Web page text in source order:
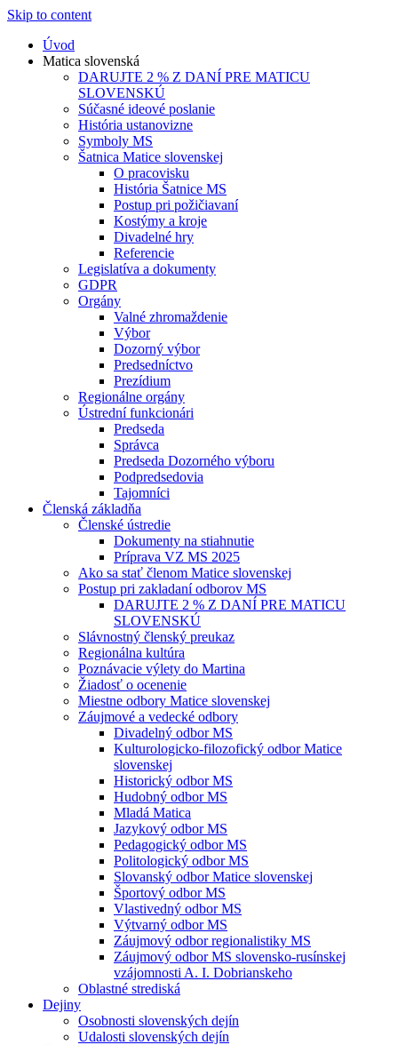
Skip to content
Úvod
Matica slovenská
DARUJTE 2 % Z DANÍ PRE MATICU
SLOVENSKÚ
Súčasné ideové poslanie
História ustanovizne
Symboly MS
Šatnica Matice slovenskej
O pracovisku
História Šatnice MS
Postup pri požičiavaní
Kostýmy a kroje
Divadelné hry
Referencie
Legislatíva a dokumenty
GDPR
Orgány
Valné zhromaždenie
Výbor
Dozorný výbor
Predsedníctvo
Prezídium
Regionálne orgány
Ústrední funkcionári
Predseda
Správca
Predseda Dozorného výboru
Podpredsedovia
Tajomníci
Členská základňa
Členské ústredie
Dokumenty na stiahnutie
Príprava VZ MS 2025
Ako sa stať členom Matice slovenskej
Postup pri zakladaní odborov MS
DARUJTE 2 % Z DANÍ PRE MATICU
SLOVENSKÚ
Slávnostný členský preukaz
Regionálna kultúra
Poznávacie výlety do Martina
Žiadosť o ocenenie
Miestne odbory Matice slovenskej
Záujmové a vedecké odbory
Divadelný odbor MS
Kulturologicko-filozofický odbor Matice
slovenskej
Historický odbor MS
Hudobný odbor MS
Mladá Matica
Jazykový odbor MS
Pedagogický odbor MS
Politologický odbor MS
Slovanský odbor Matice slovenskej
Športový odbor MS
Vlastivedný odbor MS
Výtvarný odbor MS
Záujmový odbor regionalistiky MS
Záujmový odbor MS slovensko-rusínskej
vzájomnosti A. I. Dobrianskeho
Oblastné strediská
Dejiny
Osobnosti slovenských dejín
Udalosti slovenských dejín